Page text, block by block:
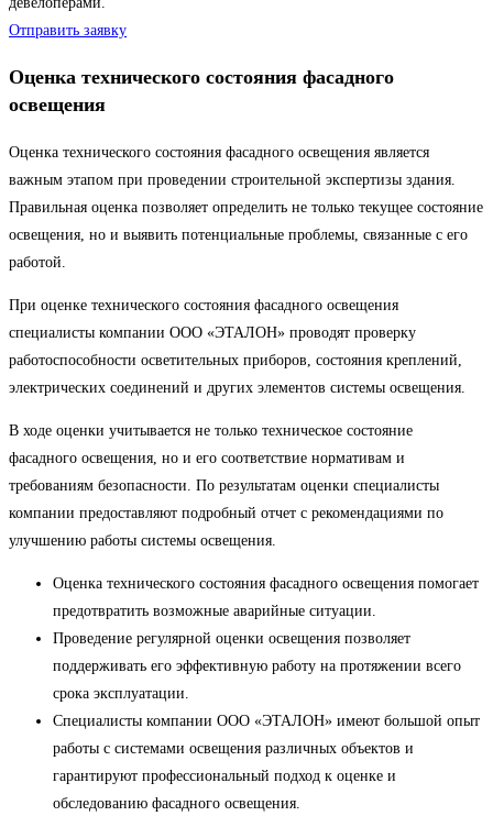
Отправить заявку
Оценка технического состояния фасадного
освещения
Оценка технического состояния фасадного освещения является
важным этапом при проведении строительной экспертизы здания.
Правильная оценка позволяет определить не только текущее состояние
освещения, но и выявить потенциальные проблемы, связанные с его
работой.
При оценке технического состояния фасадного освещения
специалисты компании ООО «ЭТАЛОН» проводят проверку
работоспособности осветительных приборов, состояния креплений,
электрических соединений и других элементов системы освещения.
В ходе оценки учитывается не только техническое состояние
фасадного освещения, но и его соответствие нормативам и
требованиям безопасности. По результатам оценки специалисты
компании предоставляют подробный отчет с рекомендациями по
улучшению работы системы освещения.
Оценка технического состояния фасадного освещения помогает
предотвратить возможные аварийные ситуации.
Проведение регулярной оценки освещения позволяет
поддерживать его эффективную работу на протяжении всего
срока эксплуатации.
Специалисты компании ООО «ЭТАЛОН» имеют большой опыт
работы с системами освещения различных объектов и
гарантируют профессиональный подход к оценке и
обследованию фасадного освещения.